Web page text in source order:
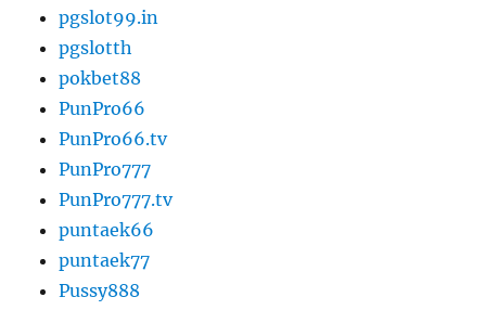
pgslot99.in
pgslotth
pokbet88
PunPro66
PunPro66.tv
PunPro777
PunPro777.tv
puntaek66
puntaek77
Pussy888